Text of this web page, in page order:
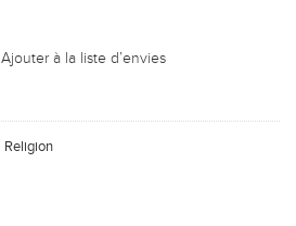
Ajouter à la liste d’envies
Religion